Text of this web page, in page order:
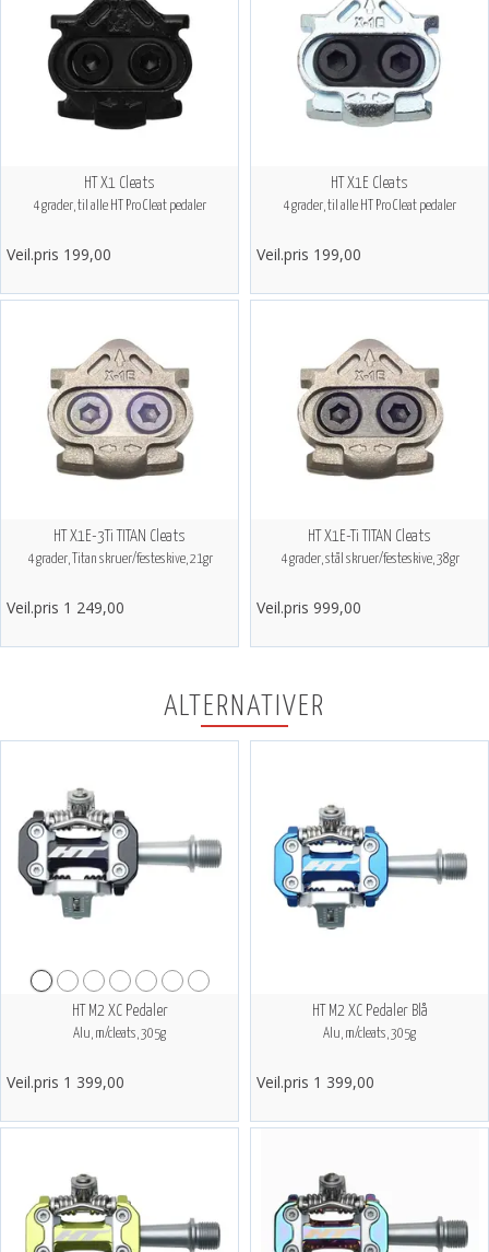
HT X1 Cleats
4 grader, til alle HT Pro Cleat pedaler
Veil.pris 199,00
HT X1E Cleats
4 grader, til alle HT Pro Cleat pedaler
Veil.pris 199,00
HT X1E-3Ti TITAN Cleats
4 grader, Titan skruer/festeskive, 21gr
Veil.pris 1 249,00
HT X1E-Ti TITAN Cleats
4 grader, stål skruer/festeskive, 38gr
Veil.pris 999,00
ALTERNATIVER
HT M2 XC Pedaler
Alu, m/cleats, 305g
Veil.pris 1 399,00
HT M2 XC Pedaler Blå
Alu, m/cleats, 305g
Veil.pris 1 399,00